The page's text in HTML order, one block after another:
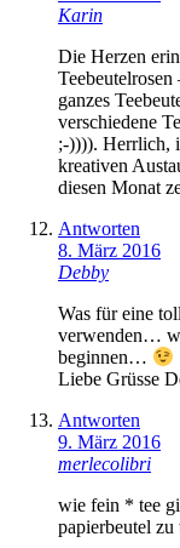
Karin
Die Herzen
Teebeutelrosen
ganzes
verschiedene
;-)))). Herrlich,
kreativen
diesen Monat
Antworten
8. März 2016
Debby
Was für eine
verwenden…
beginnen…
Liebe Grüsse
Antworten
9. März 2016
merlecolibri
wie fein * tee
papierbeutel